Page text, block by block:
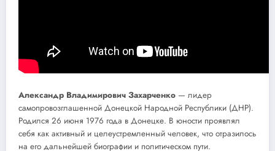
Александр Владимирович Захарченко — лидер
самопровозглашенной Донецкой Народной Республики (ДНР).
Родился 26 июня 1976 года в Донецке. В юности проявлял
себя как активный и целеустремленный человек, что отразилось
на его дальнейшей биографии и политическом пути.